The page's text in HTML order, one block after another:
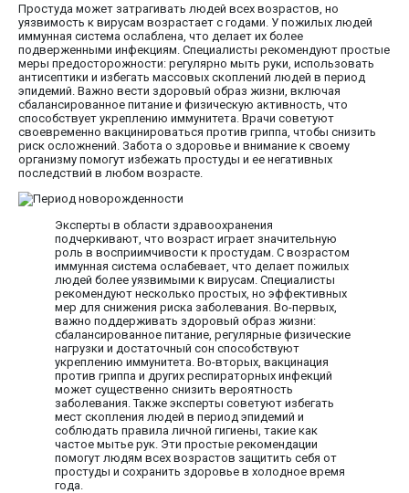
Простуда может затрагивать людей всех возрастов, но
уязвимость к вирусам возрастает с годами. У пожилых людей
иммунная система ослаблена, что делает их более
подверженными инфекциям. Специалисты рекомендуют простые
меры предосторожности: регулярно мыть руки, использовать
антисептики и избегать массовых скоплений людей в период
эпидемий. Важно вести здоровый образ жизни, включая
сбалансированное питание и физическую активность, что
способствует укреплению иммунитета. Врачи советуют
своевременно вакцинироваться против гриппа, чтобы снизить
риск осложнений. Забота о здоровье и внимание к своему
организму помогут избежать простуды и ее негативных
последствий в любом возрасте.
Эксперты в области здравоохранения
подчеркивают, что возраст играет значительную
роль в восприимчивости к простудам. С возрастом
иммунная система ослабевает, что делает пожилых
людей более уязвимыми к вирусам. Специалисты
рекомендуют несколько простых, но эффективных
мер для снижения риска заболевания. Во-первых,
важно поддерживать здоровый образ жизни:
сбалансированное питание, регулярные физические
нагрузки и достаточный сон способствуют
укреплению иммунитета. Во-вторых, вакцинация
против гриппа и других респираторных инфекций
может существенно снизить вероятность
заболевания. Также эксперты советуют избегать
мест скопления людей в период эпидемий и
соблюдать правила личной гигиены, такие как
частое мытье рук. Эти простые рекомендации
помогут людям всех возрастов защитить себя от
простуды и сохранить здоровье в холодное время
года.